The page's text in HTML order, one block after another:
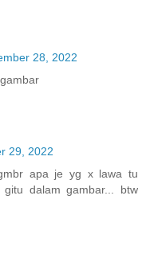
28, 2022
29, 2022
apa je yg x lawa tu
dalam gambar... btw